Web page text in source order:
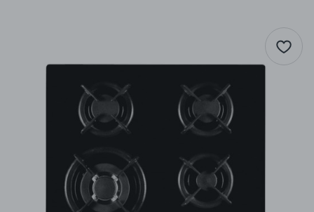
TV, audio i foto
VRT I ALATI
Klik supermarket
Sport i slobodno vrijeme
Ljepota i zdravlje